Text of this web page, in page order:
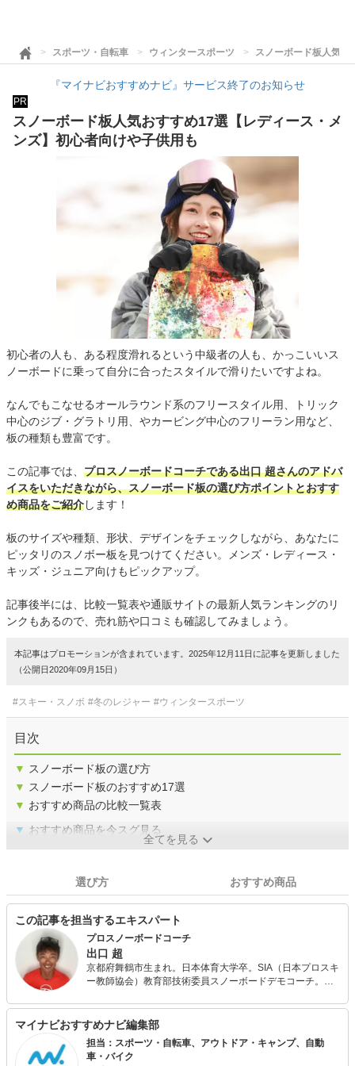
スポーツ・自転車 ウィンタースポーツ スノーボード板人気お
『マイナビおすすめナビ』サービス終了のお知らせ
PR
スノーボード板人気おすすめ17選【レディース・メ
ンズ】初心者向けや子供用も
初心者の人も、ある程度滑れるという中級者の人も、かっこいいス
ノーボードに乗って自分に合ったスタイルで滑りたいですよね。
なんでもこなせるオールラウンド系のフリースタイル用、トリック
中心のジブ・グラトリ用、やカービング中心のフリーラン用など、
板の種類も豊富です。
この記事では、 プロスノーボードコーチである出口 超さんのアドバ
イスをいただきながら、スノーボード板の選び方ポイントとおすす
め商品をご紹介します！
板のサイズや種類、形状、デザインをチェックしながら、あなたに
ピッタリのスノボー板を見つけてください。メンズ・レディース・
キッズ・ジュニア向けもピックアップ。
記事後半には、比較一覧表や通販サイトの最新人気ランキングのリ
ンクもあるので、売れ筋や口コミも確認してみましょう。
本記事はプロモーションが含まれています。2025年12月11日に記事を更新しました
（公開日2020年09月15日）
#スキー・スノボ #冬のレジャー #ウィンタースポーツ
目次
▼ スノーボード板の選び方
▼ スノーボード板のおすすめ17選
▼ おすすめ商品の比較一覧表
▼ おすすめ商品を今スグ見る
全てを見る
選び方 おすすめ商品
この記事を担当するエキスパート
プロスノーボードコーチ
出口 超
京都府舞鶴市生まれ。日本体育大学卒。SIA（日本プロスキ
ー教師協会）教育部技術委員スノーボードデモコーチ。力
「もっとカッコ良く滑るスノーボード」(メイツ出版)、「は
じめてでも絶対うまくなるスノーボード」（主婦の友
社）、自費出版によるe-book「もっと優雅にカッコ良く滑
るスノーボード」（Kindle）などがある。 人の骨格やバラ
ンスに応じたレッスン・バインディングのセッティング診
マイナビおすすめナビ編集部
担当：スポーツ・自転車、アウトドア・キャンプ、自動
車・バイク